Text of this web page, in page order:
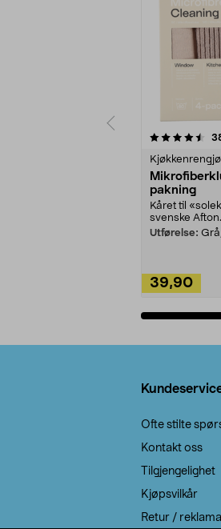
pakning
Kåret til
svenske
Utførelse:
39,90
Ofte stilte
Kontakt oss
Tilgjengelighet
Kjøpsvilkår
Retur /